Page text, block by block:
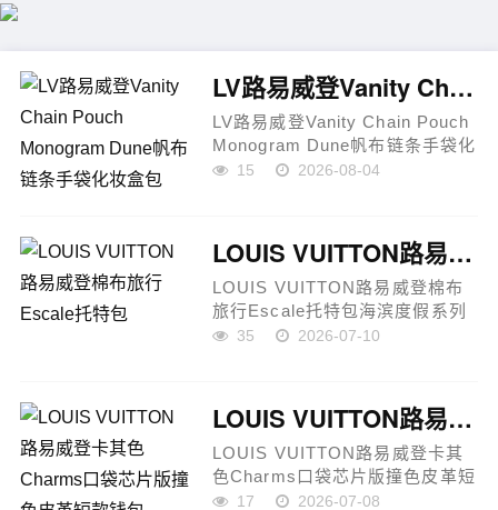
LV路易威登Vanity Chain Pouch Monogram Dune帆布链条手袋化妆盒包
LV路易威登Vanity Chain Pouch
Monogram Dune帆布链条手袋化
妆盒包一、产品定位LV路易威登
灵感，延续路易威登深厚的...
15 2026-08-04
LOUIS VUITTON路易威登棉布旅行Escale托特包
LOUIS VUITTON路易威登棉布
旅行Escale托特包海滨度假系列
大容量购物包一、产品定位
度假风格为灵感，将实用功能与
轻松惬意的...
35 2026-07-10
LOUIS VUITTON路易威登卡其色Charms口袋芯片版撞色皮革短款钱包
LOUIS VUITTON路易威登卡其
色Charms口袋芯片版撞色皮革短
款钱包一、产品定位LOUIS
17 2026-07-08